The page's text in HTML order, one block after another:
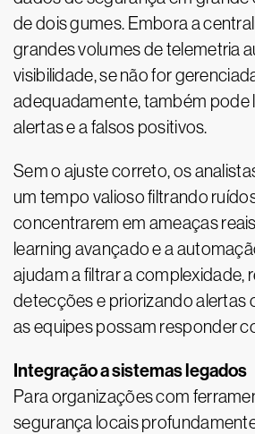
de dois gumes. Embora a
grandes volumes de telemetria
visibilidade, se não for
adequadamente, também pode
alertas e a falsos positivos.
Sem o ajuste correto, os
um tempo valioso filtrando
concentrarem em ameaças
learning avançado e a
ajudam a filtrar a complexidade,
detecções e priorizando alertas
as equipes possam responder
Integração a sistemas legados
Para organizações com
segurança locais